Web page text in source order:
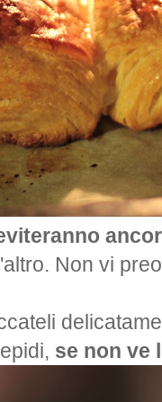
Non vi
se non ve